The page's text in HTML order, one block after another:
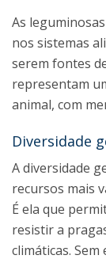
As
nos sistemas
serem fontes
representam
animal, com
Diversidade
A diversidade
recursos mais
É ela que
resistir a
climáticas.